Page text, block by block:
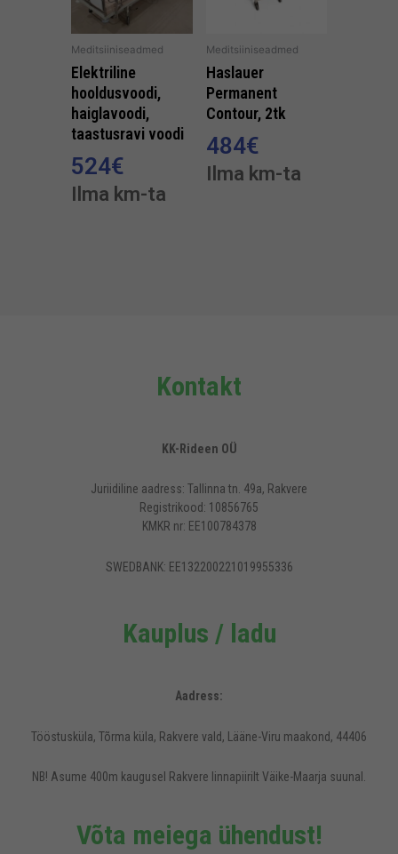
Meditsiiniseadmed
Elektriline
hooldusvoodi,
haiglavoodi,
taastusravi voodi
524€
Ilma km-ta
Meditsiiniseadmed
Haslauer
Permanent
Contour, 2tk
484€
Ilma km-ta
Kontakt
KK-Rideen OÜ
Juriidiline aadress: Tallinna tn. 49a, Rakvere
Registrikood: 10856765
KMKR nr: EE100784378
SWEDBANK: EE132200221019955336
Kauplus / ladu
Aadress:
Tööstusküla, Tõrma küla, Rakvere vald, Lääne-Viru maakond, 44406
NB! Asume 400m kaugusel Rakvere linnapiirilt Väike-Maarja suunal.
Võta meiega ühendust!